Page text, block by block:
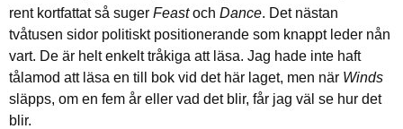
rent kortfattat så suger Feastoch Dance. Det nästan
tvåtusen sidor politiskt positionerande som knappt leder nån
vart. De är helt enkelt tråkiga att läsa. Jag hade inte haft
tålamod att läsa en till bok vid det här laget, men när Winds
släpps, om en fem år eller vad det blir, får jag väl se hur det
blir.